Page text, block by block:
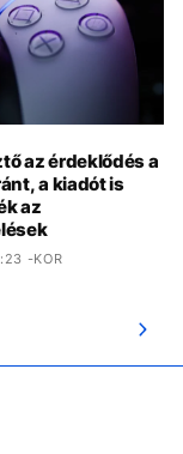
az érdeklődés a
a kiadót is
az
-KOR